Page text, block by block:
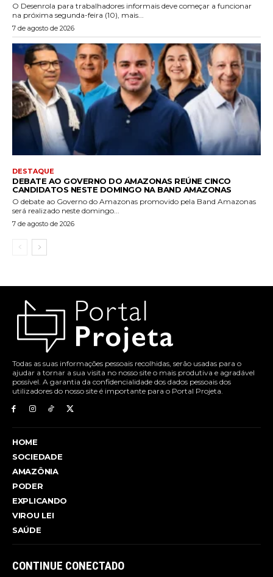
O Desenrola para trabalhadores informais deve começar a funcionar
na próxima segunda-feira (10), mais...
7 de agosto de 2026
DESTAQUE
DEBATE AO GOVERNO DO AMAZONAS REÚNE CINCO
CANDIDATOS NESTE DOMINGO NA BAND AMAZONAS
O debate ao Governo do Amazonas promovido pela Band Amazonas
será realizado neste domingo...
7 de agosto de 2026
Todas as suas informações pessoais recolhidas, serão usadas para o
ajudar a tornar a sua visita no nosso site o mais produtiva e agradável
possível. A garantia da confidencialidade dos dados pessoais dos
utilizadores do nosso site é importante para o Portal Projeta.
HOME
SOCIEDADE
AMAZÔNIA
PODER
EXPLICANDO
VIROU LEI
SAÚDE
CONTINUE CONECTADO